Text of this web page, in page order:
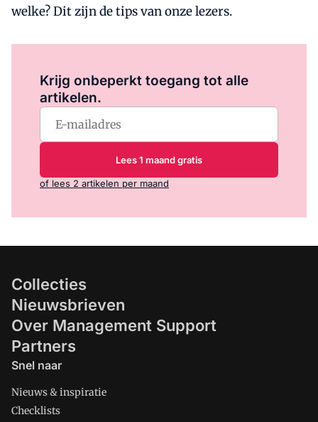
welke? Dit zijn de tips van onze lezers.
Krijg onbeperkt toegang tot alle
artikelen.
Lees 1 maand gratis
of lees 2 artikelen per maand
Collecties
Nieuwsbrieven
Over Management Support
Partners
Snel naar
Nieuws & inspiratie
Checklists